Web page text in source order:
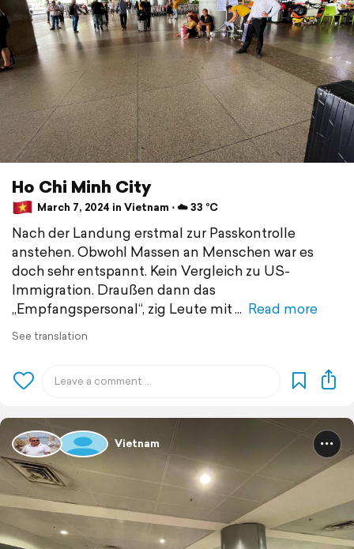
Ho Chi Minh City
March 7, 2024 in Vietnam ⋅ ☁️ 33 °C
Nach der Landung erstmal zur Passkontrolle
anstehen. Obwohl Massen an Menschen war es
doch sehr entspannt. Kein Vergleich zu US-
Immigration. Draußen dann das
„Empfangspersonal“, zig Leute mit
Read more
See translation
Vietnam